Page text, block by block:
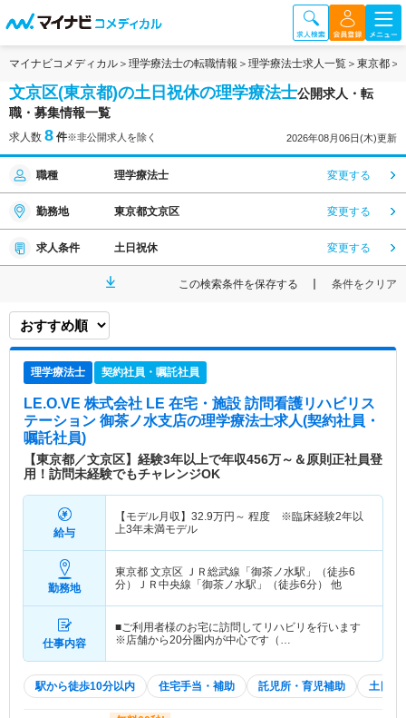
マイナビコメディカル 理学療法士の転職情報 理学療法士求人一覧 東京都
文京区(東京都)の土日祝休の理学療法士公開求人・転
職・募集情報一覧
求人数 8 件※非公開求人を除く 2026年08月06日(木)更新
職種 理学療法士 変更する
勤務地 東京都文京区 変更する
求人条件 土日祝休 変更する
この検索条件を保存する 条件をクリア
理学療法士 契約社員・嘱託社員
LE.O.VE 株式会社 LE 在宅・施設 訪問看護リハビリス
テーション 御茶ノ水支店の理学療法士求人(契約社員・
嘱託社員)
【東京都／文京区】経験3年以上で年収456万～＆原則正社員登
用！訪問未経験でもチャレンジOK
給与
【モデル月収】 32.9万円～ 程度 ※臨床経験2年以
上3年未満モデル
勤務地
東京都 文京区 ＪＲ総武線「御茶ノ水駅」（徒歩6
分）ＪＲ中央線「御茶ノ水駅」（徒歩6分） 他
仕事内容
■ご利用者様のお宅に訪問してリハビリを行います
※店舗から20分圏内が中心です（…
駅から徒歩10分以内 住宅手当・補助 託児所・育児補助 土日祝